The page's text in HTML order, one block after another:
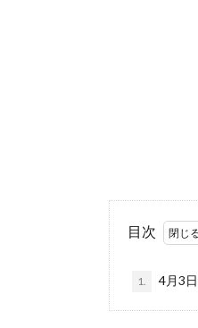
目次
1. 4月3